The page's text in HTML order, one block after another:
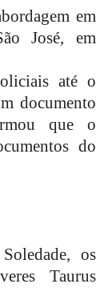
em
José, em
até o
documento
que o
do
os
Taurus